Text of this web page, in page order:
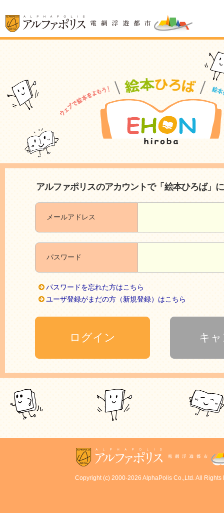
アルファポリスのアカウントで「絵本ひろば」
メールアドレス
パスワード
パスワードを忘れた方はこちら
ユーザ登録がまだの方（新規登録）はこちら
Copyright (c) 2000-2026 AlphaPolis Co.,Ltd. All Rights